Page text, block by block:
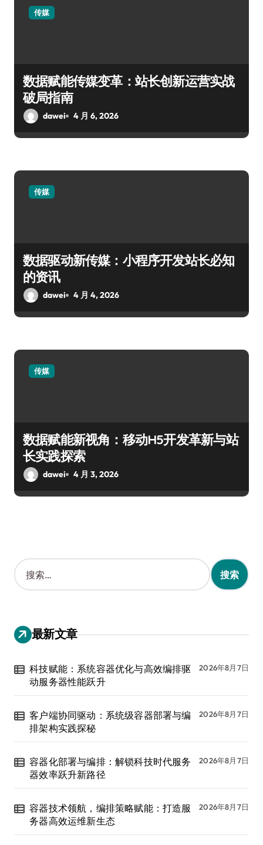
传媒
数据赋能传媒变革：站长创新运营实战
破局指南
dawei 4 月 6, 2026
传媒
数据驱动新传媒：小程序开发站长必知
的资讯
dawei 4 月 4, 2026
传媒
数据赋能新视角：移动H5开发革新与站
长实践探索
dawei 4 月 3, 2026
搜
索
：
最新文章
科技赋能：系统容器优化与高效编排驱
动服务器性能跃升
2026年8月7日
客户端协同驱动：系统级容器部署与编
排架构实践探秘
2026年8月7日
容器化部署与编排：解锁科技时代服务
器效率跃升新路径
2026年8月7日
容器技术领航，编排策略赋能：打造服
务器高效运维新生态
2026年8月7日